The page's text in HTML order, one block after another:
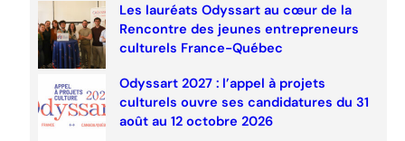
Les lauréats Odyssart au cœur de la
Rencontre des jeunes entrepreneurs
culturels France-Québec
Odyssart 2027 : l’appel à projets
culturels ouvre ses candidatures du 31
août au 12 octobre 2026